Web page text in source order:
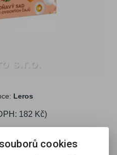
Leros
182 Kč)
Koupit cookies